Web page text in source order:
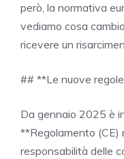
però, la normativa
vediamo cosa
ricevere un
## **Le nuove
Da gennaio 2025 è
**Regolamento
responsabilità delle